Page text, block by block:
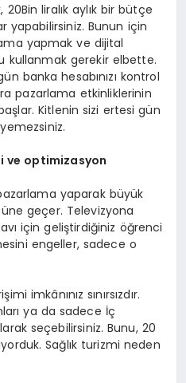
liralık aylık bir bütçe
yapabilirsiniz. Bunun için
yapmak ve dijital
kullanmak gerekir elbette.
banka hesabınızı kontrol
pazarlama etkinliklerinin
Kitlenin sizi ertesi gün
ve optimizasyon
yaparak büyük
geçer. Televizyona
için geliştirdiğiniz öğrenci
engeller, sadece o
imkânınız sınırsızdır.
ya da sadece İç
seçebilirsiniz. Bunu, 20
Sağlık turizmi neden